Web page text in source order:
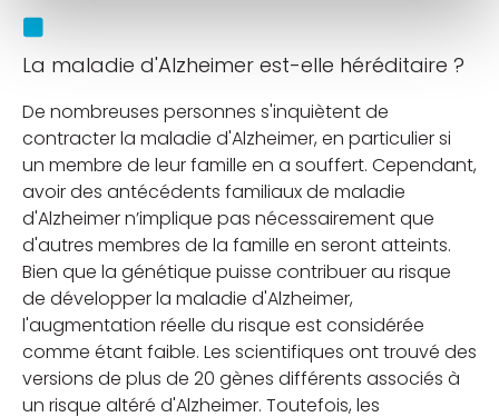
La maladie d'Alzheimer est-elle héréditaire ?
De nombreuses personnes s'inquiètent de
contracter la maladie d'Alzheimer, en particulier si
un membre de leur famille en a souffert. Cependant,
avoir des antécédents familiaux de maladie
d'Alzheimer n’implique pas nécessairement que
d'autres membres de la famille en seront atteints.
Bien que la génétique puisse contribuer au risque
de développer la maladie d'Alzheimer,
l'augmentation réelle du risque est considérée
comme étant faible. Les scientifiques ont trouvé des
versions de plus de 20 gènes différents associés à
un risque altéré d'Alzheimer. Toutefois, les